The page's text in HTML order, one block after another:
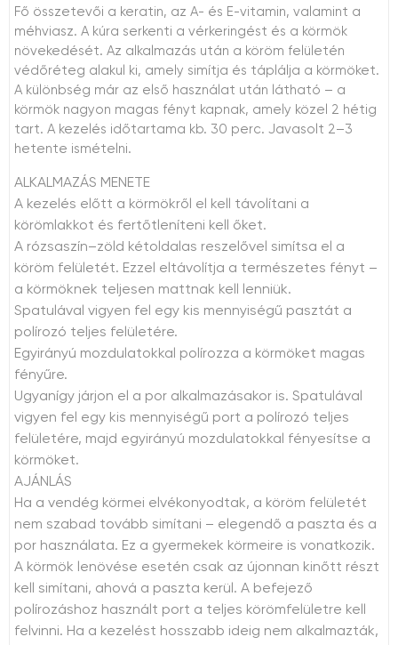
Fő összetevői a keratin, az A- és E-vitamin, valamint a
méhviasz. A kúra serkenti a vérkeringést és a körmök
növekedését. Az alkalmazás után a köröm felületén
védőréteg alakul ki, amely simítja és táplálja a körmöket.
A különbség már az első használat után látható – a
körmök nagyon magas fényt kapnak, amely közel 2 hétig
tart. A kezelés időtartama kb. 30 perc. Javasolt 2–3
hetente ismételni.
ALKALMAZÁS MENETE
A kezelés előtt a körmökről el kell távolítani a
körömlakkot és fertőtleníteni kell őket.
A rózsaszín–zöld kétoldalas reszelővel simítsa el a
köröm felületét. Ezzel eltávolítja a természetes fényt –
a körmöknek teljesen mattnak kell lenniük.
Spatulával vigyen fel egy kis mennyiségű pasztát a
polírozó teljes felületére.
Egyirányú mozdulatokkal polírozza a körmöket magas
fényűre.
Ugyanígy járjon el a por alkalmazásakor is. Spatulával
vigyen fel egy kis mennyiségű port a polírozó teljes
felületére, majd egyirányú mozdulatokkal fényesítse a
körmöket.
AJÁNLÁS
Ha a vendég körmei elvékonyodtak, a köröm felületét
nem szabad tovább simítani – elegendő a paszta és a
por használata. Ez a gyermekek körmeire is vonatkozik.
A körmök lenövése esetén csak az újonnan kinőtt részt
kell simítani, ahová a paszta kerül. A befejező
polírozáshoz használt port a teljes körömfelületre kell
felvinni. Ha a kezelést hosszabb ideig nem alkalmazták,